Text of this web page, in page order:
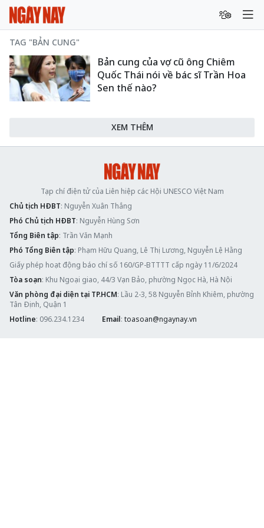
TAG "BẢN CUNG"
Bản cung của vợ cũ ông Chiêm
Quốc Thái nói về bác sĩ Trần Hoa
Sen thế nào?
XEM THÊM
Tạp chí điện tử của Liên hiệp các Hội UNESCO Việt Nam
Chủ tịch HĐBT: Nguyễn Xuân Thắng
Phó Chủ tịch HĐBT: Nguyễn Hùng Sơn
Tổng Biên tập: Trần Văn Mạnh
Phó Tổng Biên tập: Phạm Hữu Quang, Lê Thị Lương, Nguyễn Lệ Hằng
Giấy phép hoạt động báo chí số 160/GP-BTTTT cấp ngày 11/6/2024
Tòa soạn: Khu Ngoại giao, 44/3 Vạn Bảo, phường Ngọc Hà, Hà Nội
Văn phòng đại diện tại TP.HCM: Lầu 2-3, 58 Nguyễn Bỉnh Khiêm, phường
Tân Định, Quận 1
Hotline: 096.234.1234 Email: toasoan@ngaynay.vn